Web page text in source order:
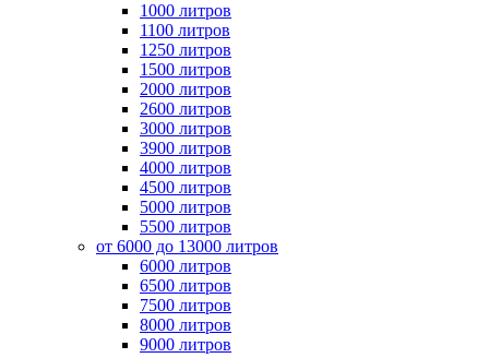
1000 литров
1100 литров
1250 литров
1500 литров
2000 литров
2600 литров
3000 литров
3900 литров
4000 литров
4500 литров
5000 литров
5500 литров
от 6000 до 13000 литров
6000 литров
6500 литров
7500 литров
8000 литров
9000 литров